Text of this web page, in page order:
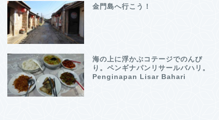
金門島へ行こう！
海の上に浮かぶコテージでのんび
り。ペンギナパンリサールバハリ。
Penginapan Lisar Bahari